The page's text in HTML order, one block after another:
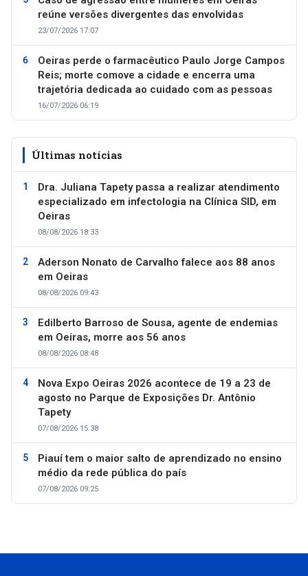
reúne versões divergentes das envolvidas
23/07/2026 17:07
Oeiras perde o farmacêutico Paulo Jorge Campos
Reis; morte comove a cidade e encerra uma
trajetória dedicada ao cuidado com as pessoas
16/07/2026 06:19
Últimas notícias
Dra. Juliana Tapety passa a realizar atendimento
especializado em infectologia na Clínica SID, em
Oeiras
08/08/2026 18:33
Aderson Nonato de Carvalho falece aos 88 anos
em Oeiras
08/08/2026 09:43
Edilberto Barroso de Sousa, agente de endemias
em Oeiras, morre aos 56 anos
08/08/2026 08:48
Nova Expo Oeiras 2026 acontece de 19 a 23 de
agosto no Parque de Exposições Dr. Antônio
Tapety
07/08/2026 15:38
Piauí tem o maior salto de aprendizado no ensino
médio da rede pública do país
07/08/2026 09:25